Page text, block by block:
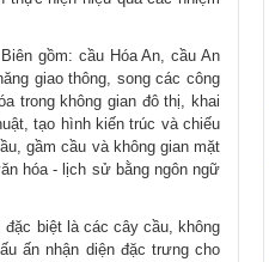
gồm: cầu Hóa An, cầu An
giao thông, song các công
trong không gian đô thị, khai
tạo hình kiến trúc và chiếu
gầm cầu và không gian mặt
hóa - lịch sử bằng ngôn ngữ
biệt là các cây cầu, không
ấn nhận diện đặc trưng cho